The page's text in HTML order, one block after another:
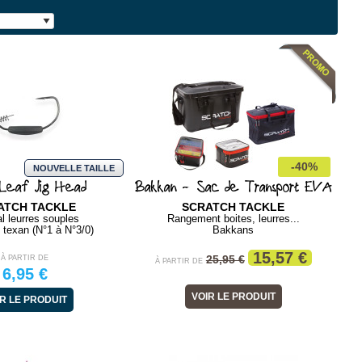
NOUVELLE TAILLE
Jig Head
TACKLE
leurres souples
texan (N°1 à N°3/0)
À PARTIR DE
6,95 €
LE PRODUIT
-40%
Bakkan - Sac de Transport EVA
SCRATCH TACKLE
Rangement boites, leurres...
Bakkans
À PARTIR DE 25,95 € 15,57 €
VOIR LE PRODUIT
Dégorgeoir Plastique Modèle
FLASHMER
Taille unique
Dégorgeoir
VOIR LE PRODUIT
Ultra split ring
OWNER
Spéciale peche exo
Anneaux brisés
À PARTIR DE
VOIR LE PRODUIT